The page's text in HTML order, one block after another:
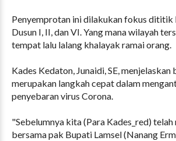
Penyemprotan ini dilakukan fokus dititik
Dusun I, II, dan VI. Yang mana wilayah
tempat lalu lalang khalayak ramai orang.
Kades Kedaton, Junaidi, SE,
merupakan langkah cepat dalam
penyebaran virus Corona.
"Sebelumnya kita (Para Kades_red)
bersama pak Bupati Lamsel (Nanang